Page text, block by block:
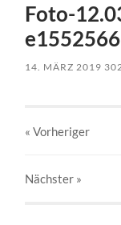
Foto-
14. MÄRZ 2019
« Vorheriger
Nächster »